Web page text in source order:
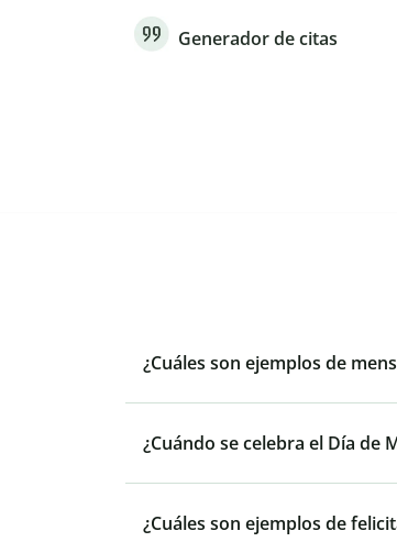
Generador de citas
¿Cuáles son ejemplos de
¿Cuándo se celebra el Día de
¿Cuáles son ejemplos de